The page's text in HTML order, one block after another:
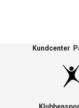
Kundcenter
Klubbensport